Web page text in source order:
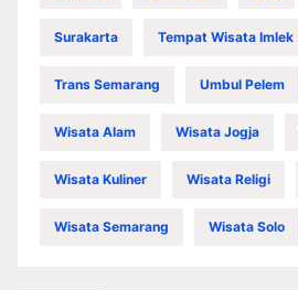
Surakarta Tempat Wisata Imlek
Trans Semarang Umbul Pelem
Wisata Alam Wisata Jogja
Wisata Kuliner Wisata Religi
Wisata Semarang Wisata Solo